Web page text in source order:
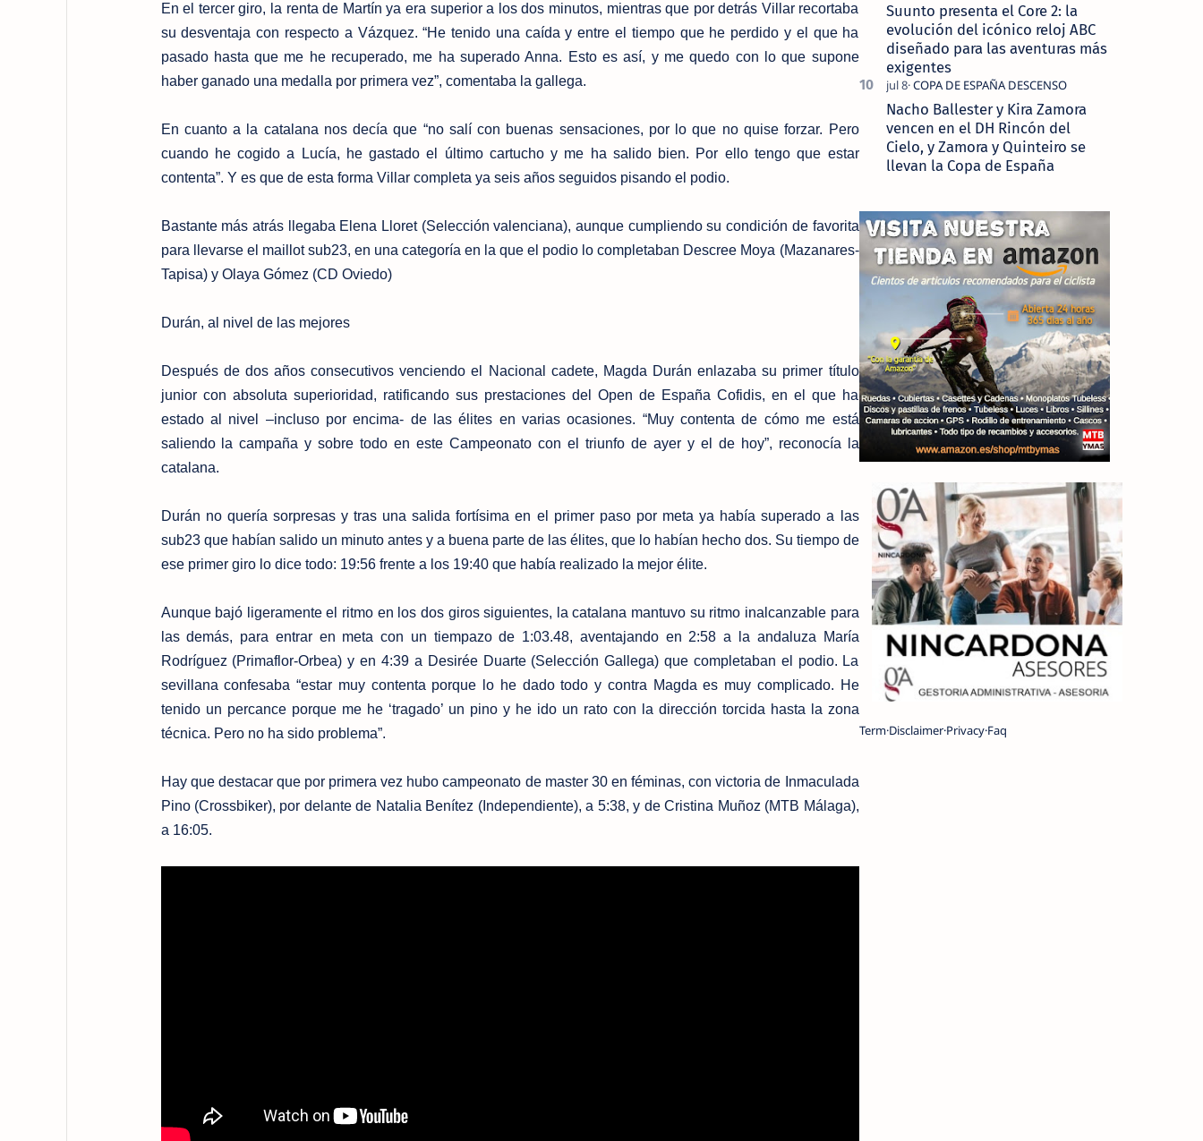
En el tercer giro, la renta de Martín ya era superior a los dos minutos, mientras que por detrás Villar recortaba
su desventaja con respecto a Vázquez. “He tenido una caída y entre el tiempo que he perdido y el que ha
pasado hasta que me he recuperado, me ha superado Anna. Esto es así, y me quedo con lo que supone
haber ganado una medalla por primera vez”, comentaba la gallega.
En cuanto a la catalana nos decía que “no salí con buenas sensaciones, por lo que no quise forzar. Pero
cuando he cogido a Lucía, he gastado el último cartucho y me ha salido bien. Por ello tengo que estar
contenta”. Y es que de esta forma Villar completa ya seis años seguidos pisando el podio.
Bastante más atrás llegaba Elena Lloret (Selección valenciana), aunque cumpliendo su condición de favorita
para llevarse el maillot sub23, en una categoría en la que el podio lo completaban Descree Moya (Mazanares-
Tapisa) y Olaya Gómez (CD Oviedo)
Durán, al nivel de las mejores
Después de dos años consecutivos venciendo el Nacional cadete, Magda Durán enlazaba su primer título
junior con absoluta superioridad, ratificando sus prestaciones del Open de España Cofidis, en el que ha
estado al nivel –incluso por encima- de las élites en varias ocasiones. “Muy contenta de cómo me está
saliendo la campaña y sobre todo en este Campeonato con el triunfo de ayer y el de hoy”, reconocía la
catalana.
Durán no quería sorpresas y tras una salida fortísima en el primer paso por meta ya había superado a las
sub23 que habían salido un minuto antes y a buena parte de las élites, que lo habían hecho dos. Su tiempo de
ese primer giro lo dice todo: 19:56 frente a los 19:40 que había realizado la mejor élite.
Aunque bajó ligeramente el ritmo en los dos giros siguientes, la catalana mantuvo su ritmo inalcanzable para
las demás, para entrar en meta con un tiempazo de 1:03.48, aventajando en 2:58 a la andaluza María
Rodríguez (Primaflor-Orbea) y en 4:39 a Desirée Duarte (Selección Gallega) que completaban el podio. La
sevillana confesaba “estar muy contenta porque lo he dado todo y contra Magda es muy complicado. He
tenido un percance porque me he ‘tragado’ un pino y he ido un rato con la dirección torcida hasta la zona
técnica. Pero no ha sido problema”.
Hay que destacar que por primera vez hubo campeonato de master 30 en féminas, con victoria de Inmaculada
Pino (Crossbiker), por delante de Natalia Benítez (Independiente), a 5:38, y de Cristina Muñoz (MTB Málaga),
a 16:05.
Suunto presenta el Core 2: la
evolución del icónico reloj ABC
diseñado para las aventuras más
exigentes
Nacho Ballester y Kira Zamora
vencen en el DH Rincón del
Cielo, y Zamora y Quinteiro se
llevan la Copa de España
TermDisclaimerPrivacyFaq